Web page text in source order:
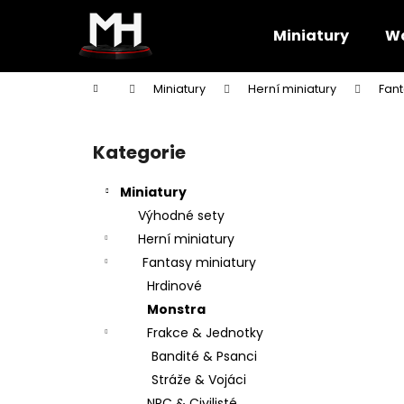
Miniatury
Domů Miniatury Herní miniatury
Přeskočit
kategorie
Kategorie
Miniatury
Výhodné sety
Herní miniatury
Fantasy miniatury
Hrdinové
Monstra
Frakce & Jednotky
Bandité & Psanci
Stráže & Vojáci
í
Zpět
do
Zpět
do